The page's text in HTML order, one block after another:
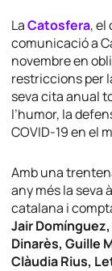
LaCatosfera, el
comunicació a
novembre en
restriccions per
seva cita anual
l’humor, la
COVID-19 en el
Amb una
any més la seva
catalana i
Jair
Dinarès, Guille
Clàudia Rius,